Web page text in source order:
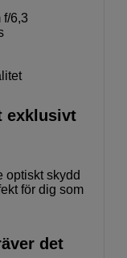
f/6,3
exklusivt
optiskt skydd
för dig som
det